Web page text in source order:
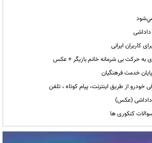
داداشی
به حرکت بی شرمانه خانم بازیگر + عکس
خودرو از طریق اینترنت، پیام کوتاه ، تلفن
داداشی (عکس)
کنکوری ها